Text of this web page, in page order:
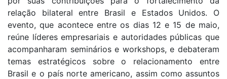
relação bilateral entre Brasil e Estados Unidos. O
evento, que acontece entre os dias 12 e 15 de maio,
reúne líderes empresariais e autoridades públicas que
acompanharam seminários e workshops, e debateram
temas estratégicos sobre o relacionamento entre
Brasil e o país norte americano, assim como assuntos